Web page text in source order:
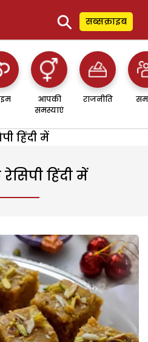
⚲ सब्सक्राइब
आपकी
समस्याएं
राजनीति
हिंदी में
हिंदी में